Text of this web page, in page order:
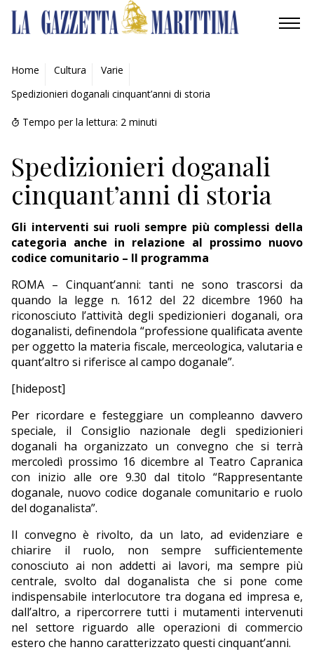
AMBIENTE
MOBILITÀ
INDUSTRIA
RICERCA
ECONOMIA
TURISMO
NAUTICA
EDITORIALI
Home Cultura
Varie
Spedizionieri doganali cinquant’anni di storia
Tempo per la lettura: 2 minuti
Spedizionieri doganali
cinquant’anni di storia
Gli interventi sui ruoli sempre più complessi della
categoria anche in relazione al prossimo nuovo
codice comunitario – Il programma
ROMA – Cinquant’anni: tanti ne sono trascorsi da
quando la legge n. 1612 del 22 dicembre 1960 ha
riconosciuto l’attività degli spedizionieri doganali, ora
doganalisti, definendola “professione qualificata avente
per oggetto la materia fiscale, merceologica, valutaria e
quant’altro si riferisce al campo doganale”.
[hidepost]
Per ricordare e festeggiare un compleanno davvero
speciale, il Consiglio nazionale degli spedizionieri
doganali ha organizzato un convegno che si terrà
mercoledì prossimo 16 dicembre al Teatro Capranica
con inizio alle ore 9.30 dal titolo “Rappresentante
doganale, nuovo codice doganale comunitario e ruolo
del doganalista”.
Il convegno è rivolto, da un lato, ad evidenziare e
chiarire il ruolo, non sempre sufficientemente
conosciuto ai non addetti ai lavori, ma sempre più
centrale, svolto dal doganalista che si pone come
indispensabile interlocutore tra dogana ed impresa e,
dall’altro, a ripercorrere tutti i mutamenti intervenuti
nel settore riguardo alle operazioni di commercio
estero che hanno caratterizzato questi cinquant’anni.